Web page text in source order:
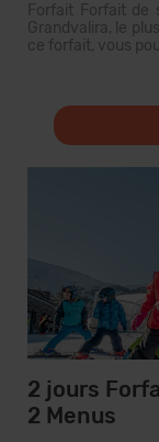
Forfait Forfait de
Grandvalira, le
ce forfait, vous
2 jours
2 Menus